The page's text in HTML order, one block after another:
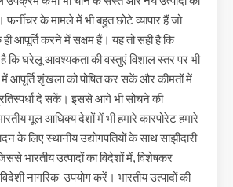
के मामले में भी बहुत छोटे व्यापार हैं जो
आपूर्ति करने में सक्षम हैं। यह तो सही है कि
घरेलू आवश्यकता की वस्तुएं विशाल स्तर पर भी
में आपूर्ति शृंखला को पोषित कर सकें और कीमतों में
दे सकें। इससे आगे भी सोचने की
मूल आधिक्य देशों में भी हमारे कारपोरेट हमारे
के लिए स्थानीय उद्योगपतियों के साथ साझीदारी
भारतीय उत्पादों का विदेशों में, विशेषकर
नागरिक उपयोग करें। भारतीय उत्पादों की